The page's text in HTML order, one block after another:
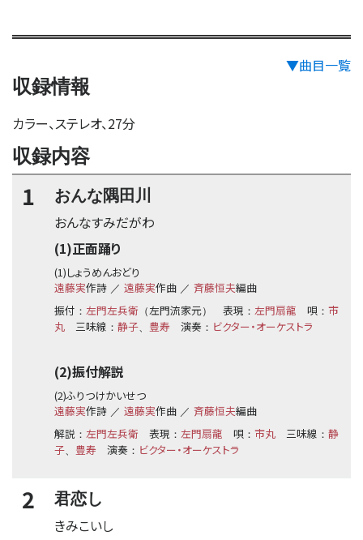
▼曲目一覧
収録情報
カラー、ステレオ、27分
収録内容
1 おんな隅田川
おんなすみだがわ
(1)正面踊り
(1)しょうめんおどり
遠藤実作詩 ／ 遠藤実作曲 ／ 斉藤恒夫編曲
振付 ： 左門左兵衛 （左門流家元） 表現 ： 左門扇龍 唄 ： 市
丸
三味線 ： 静子、 豊寿 演奏 ： ビクター・オーケストラ
(2)振付解説
(2)ふりつけかいせつ
遠藤実作詩 ／ 遠藤実作曲 ／ 斉藤恒夫編曲
解説 ： 左門左兵衛 表現 ： 左門扇龍 唄 ： 市丸 三味線 ： 静
子、 豊寿 演奏 ： ビクター・オーケストラ
2 君恋し
きみこいし